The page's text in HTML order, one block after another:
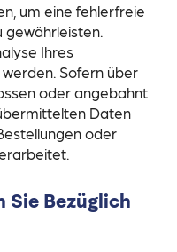
um eine fehlerfreie
Ihres
Sofern über
oder angebahnt
Daten
oder
Sie Bezüglich